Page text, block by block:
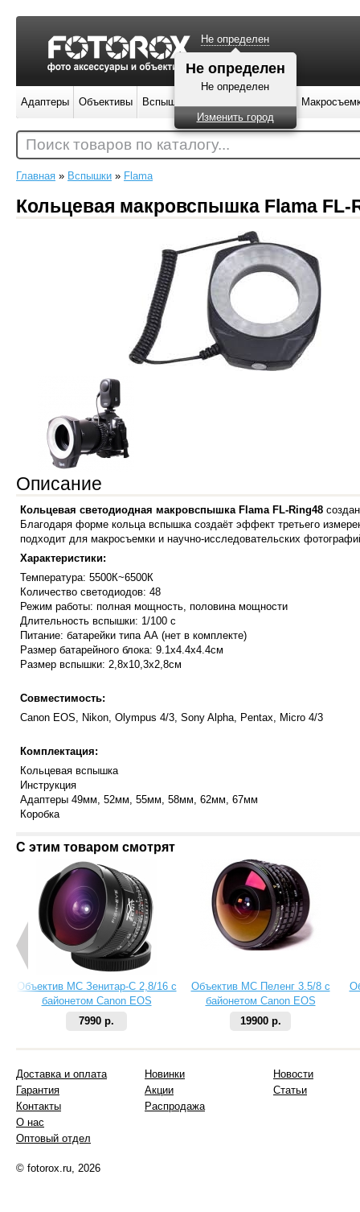
Главная » Вспышки » Flama
Кольцевая макровспышка Flama FL-
Описание
Кольцевая светодиодная макровспышка Flama FL-Ring48
Благодаря форме кольца вспышка создаёт эффект третьего
подходит для макросъемки и научно-исследовательских
Характеристики:
Температура: 5500К~6500К
Количество светодиодов: 48
Режим работы: полная мощность, половина мощности
Длительность вспышки: 1/100 с
Питание: батарейки типа АА (нет в комплекте)
Размер батарейного блока: 9.1х4.4х4.4см
Размер вспышки: 2,8х10,3х2,8см
Совместимость:
Canon EOS, Nikon, Olympus 4/3, Sony Alpha, Pentax, Micro 4/3
Комплектация:
Кольцевая вспышка
Инструкция
Адаптеры 49мм, 52мм, 55мм, 58мм, 62мм, 67мм
Коробка
С этим товаром смотрят
Объектив МС Зенитар-C 2,8/16 с
байонетом Canon EOS
7990 р.
Объектив МС Пеленг 3.5/8 с
байонетом Canon EOS
19900 р.
Не определен
Не определен
Не определен
Изменить город
Адаптеры Объективы Вспышки
Поиск товаров по каталогу...
Доставка и оплата
Гарантия
Контакты
О нас
Оптовый отдел
Новинки
Акции
Распродажа
Новости
Статьи
© fotorox.ru, 2026